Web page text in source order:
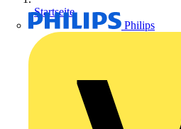
Philips
Startseite